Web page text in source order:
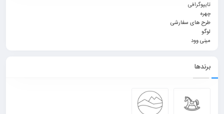
تایپوگرافی
چهره
طرح های سفارشی
لوگو
مینی وود
برندها